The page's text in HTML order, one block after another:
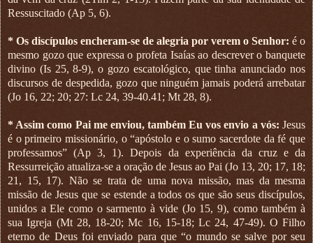
Ressuscitado (Ap 5, 6).
* Os discípulos encheram-se de alegria por verem o Senhor: é o
mesmo gozo que expressa o profeta Isaías ao descrever o banquete
divino (Is 25, 8-9), o gozo escatológico, que tinha anunciado nos
discursos de despedida, gozo que ninguém jamais poderá arrebatar
(Jo 16, 22; 20; 27: Lc 24, 39-40.41; Mt 28, 8).
* Assim como Pai me enviou, também Eu vos envio a vós: Jesus
é o primeiro missionário, o “apóstolo e o sumo sacerdote da fé que
professamos” (Ap 3, 1). Depois da experiência da cruz e da
Ressurreição atualiza-se a oração de Jesus ao Pai (Jo 13, 20; 17, 18;
21, 15, 17). Não se trata de uma nova missão, mas da mesma
missão de Jesus que se estende a todos os que são seus discípulos,
unidos a Ele como o sarmento à vide (Jo 15, 9), como também à
sua Igreja (Mt 28, 18-20; Mc 16, 15-18; Lc 24, 47-49). O Filho
eterno de Deus foi enviado para que “o mundo se salve por seu